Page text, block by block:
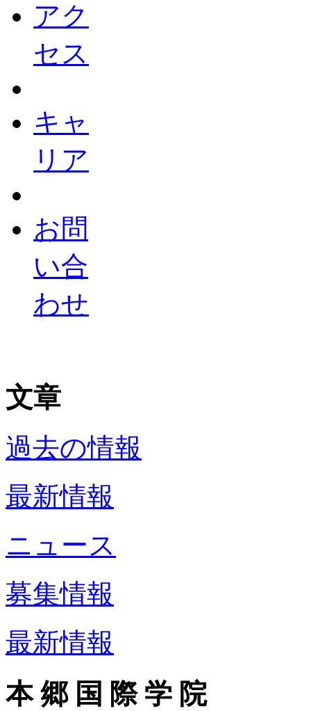
アク
セス
キャ
リア
お問
い合
わせ
文章
過去の情報
最新情報
ニュース
募集情報
最新情報
本 郷 国 際 学 院